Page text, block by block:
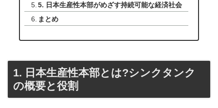
5. 日本生産性本部がめざす持続可能な経済社会
まとめ
1. 日本生産性本部とは?シンクタンク
の概要と役割